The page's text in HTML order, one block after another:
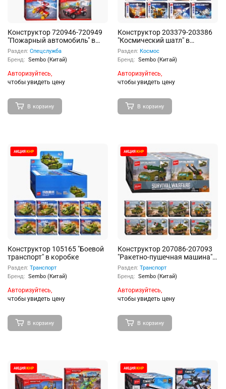
Конструктор 720946-720949
"Пожарный автомобиль" в
коробке
Раздел: Спецслужба
Бренд: Sembo (Китай)
Авторизуйтесь,
чтобы увидеть цену
В корзину
Конструктор 203379-203386
"Космический шатл" в
коробке
Раздел: Космос
Бренд: Sembo (Китай)
Авторизуйтесь,
чтобы увидеть цену
В корзину
Конструктор 105165 "Боевой
транспорт" в коробке
Раздел: Транспорт
Бренд: Sembo (Китай)
Авторизуйтесь,
чтобы увидеть цену
В корзину
Конструктор 207086-207093
"Ракетно-пушечная машина" в
коробке
Раздел: Транспорт
Бренд: Sembo (Китай)
Авторизуйтесь,
чтобы увидеть цену
В корзину